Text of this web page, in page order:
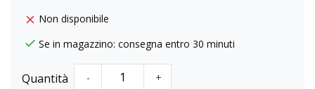
Non disponibile
Se in magazzino: consegna entro 30 minuti
Quantità - +